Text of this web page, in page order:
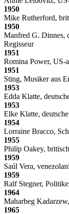
1950
Mike Rutherford,
1950
Manfred G. Dinnes,
Regisseur
1951
Romina Power, US-
1951
Sting, Musiker aus
1953
Edda Klatte,
1953
Elke Klatte,
1954
Lorraine Bracco,
1955
Philip Oakey,
1959
Saúl Vera,
1959
Ralf Stegner,
1964
Maharbeg
1965